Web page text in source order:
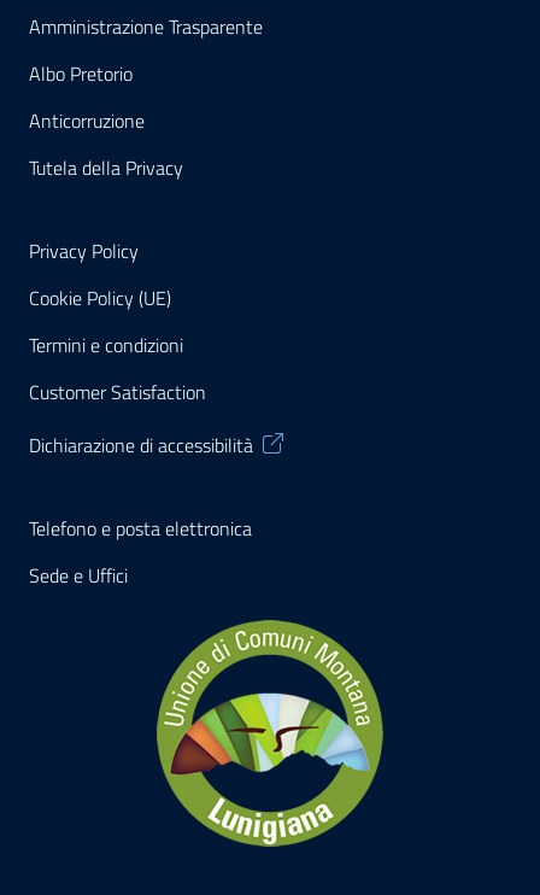
Amministrazione Trasparente
Albo Pretorio
Anticorruzione
Tutela della Privacy
Privacy Policy
Cookie Policy (UE)
Termini e condizioni
Customer Satisfaction
Dichiarazione di accessibilità
Telefono e posta elettronica
Sede e Uffici